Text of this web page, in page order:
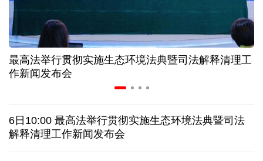
"校园贷"换上"新马甲" 警惕暑假期间网络消费陷阱
2026暑期档票房破85亿 已连续30天单日票房破亿
探访泰缅“死亡铁路”，见证日本军国主义侵略罪行
最高法举行贯彻实施生态环境法典暨司法解释清理工
作新闻发布会
6日10:00 最高法举行贯彻实施生态环境法典暨司法
解释清理工作新闻发布会